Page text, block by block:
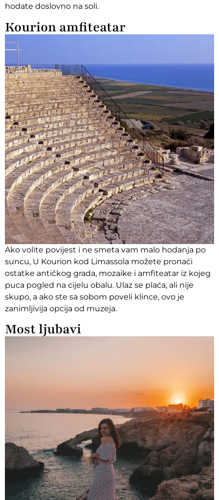
hodate doslovno na soli.
Kourion amfiteatar
Ako volite povijest i ne smeta vam malo hodanja po
suncu, U Kourion kod Limassola možete pronaći
ostatke antičkog grada, mozaike i amfiteatar iz kojeg
puca pogled na cijelu obalu. Ulaz se plaća, ali nije
skupo, a ako ste sa sobom poveli klince, ovo je
zanimljivija opcija od muzeja.
Most ljubavi